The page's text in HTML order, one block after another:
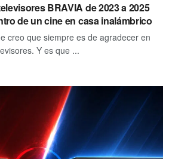
BRAVIA de 2023 a 2025
de un cine en casa inalámbrico
creo que siempre es de agradecer en
Y es que ...